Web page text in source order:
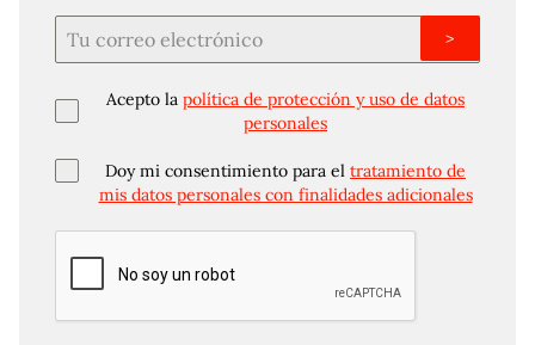
Acepto la política de protección y uso de datos
personales
Doy mi consentimiento para el tratamiento de
mis datos personales con finalidades adicionales
>